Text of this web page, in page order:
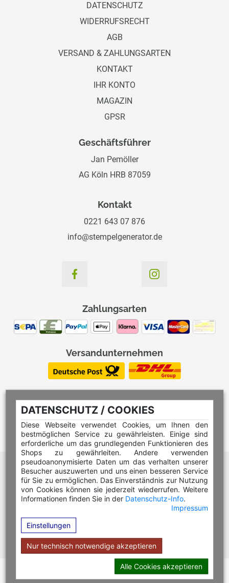
DATENSCHUTZ / COOKIES
Diese Webseite verwendet Cookies, um Ihnen den
bestmöglichen Service zu gewährleisten. Einige sind
erforderliche um das grundlegenden Funktionieren des
Shops zu gewährleiten. Andere verwenden
pseudoanonymisierte Daten um das verhalten unserer
Besucher auszuwerten und uns einen besseren Service
für Sie zu ermöglichen. Das Einverständnis zur Nutzung
von Cookies können sie jederzeit wiederrufen. Weitere
Informationen finden Sie in der Datenschutz-Info.
Impressum
Einstellungen
Nur technisch notwendige akzeptieren
Alle Cookies akzeptieren
DATENSCHUTZ
WIDERRUFSRECHT
AGB
VERSAND & ZAHLUNGSARTEN
KONTAKT
IHR KONTO
MAGAZIN
GPSR
Geschäftsführer
Jan Pemöller
AG Köln HRB 87059
Kontakt
0221 643 07 876
info@stempelgenerator.de
Zahlungsarten
Versandunternehmen
Hilfe Editor
Hilfe Multicolorstempel
Hilfe Rundstempel
Hilfe Stempelkissen wechseln
Hilfe Stempelplatte wechseln
Copyright © 2026 Stempel Toenges GmbH - Alle Rechte